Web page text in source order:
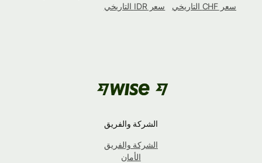
سعر CHF التاريخي
سعر IDR التاريخي
الشركة والفريق
الشركة والفريق
الأمان